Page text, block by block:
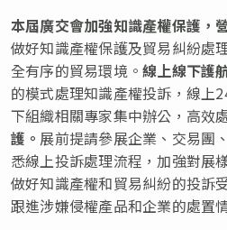
本屆廣交會加強知識產權保護，
做好知識產權保護及貿易糾紛處
全有序的貿易環境。線上線下護
的模式處理知識產權投訴，線上
下組織相關專家集中辦公，高效
護。 展前提請參展企業、交易團
悉線上投訴處理流程，加強對展
做好知識產權和貿易糾紛的投訴
跟進涉嫌侵權產品和企業的處置